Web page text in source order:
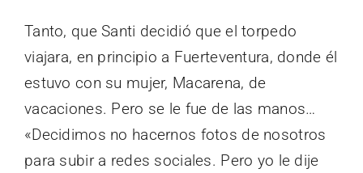
Tanto, que Santi decidió que el torpedo
viajara, en principio a Fuerteventura, donde él
estuvo con su mujer, Macarena, de
vacaciones. Pero se le fue de las manos…
«Decidimos no hacernos fotos de nosotros
para subir a redes sociales. Pero yo le dije